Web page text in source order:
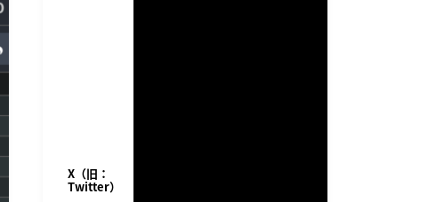
X（旧：
Twitter）